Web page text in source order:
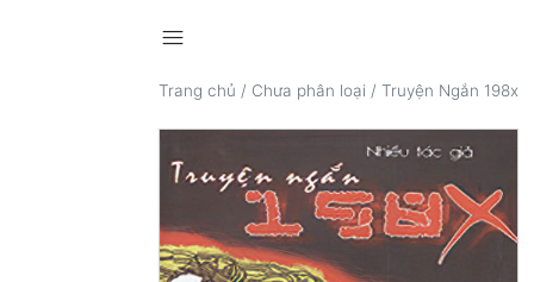
menu
Trang chủ / Chưa phân loại /Truyện Ngắn 198x